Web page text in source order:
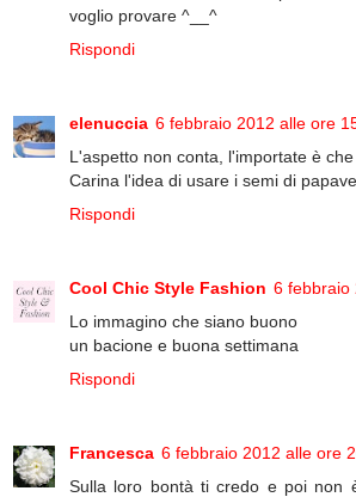
voglio provare ^__^
Rispondi
elenuccia 6 febbraio 2012 alle ore
L'aspetto non conta, l'importate è
Carina l'idea di usare i semi di
Rispondi
Cool Chic Style Fashion 6 febbraio
Lo immagino che siano buono
un bacione e buona settimana
Rispondi
Francesca 6 febbraio 2012 alle ore
Sulla loro bontà ti credo e poi non